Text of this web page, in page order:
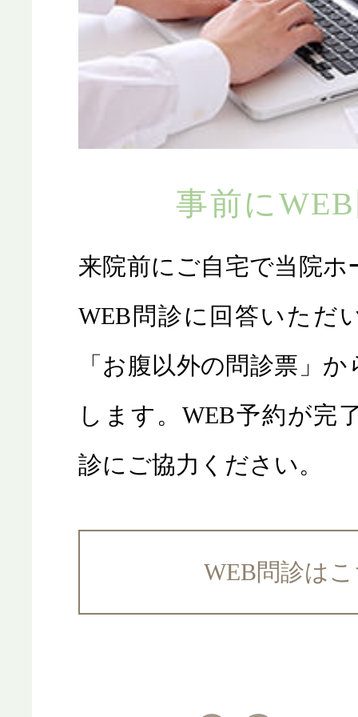
事前に
来院前にご自宅で当院ホ
WEB問診に回答いただ
「お腹以外の問診票」
します。WEB予約が完
診にご協力ください。
WEB問診は